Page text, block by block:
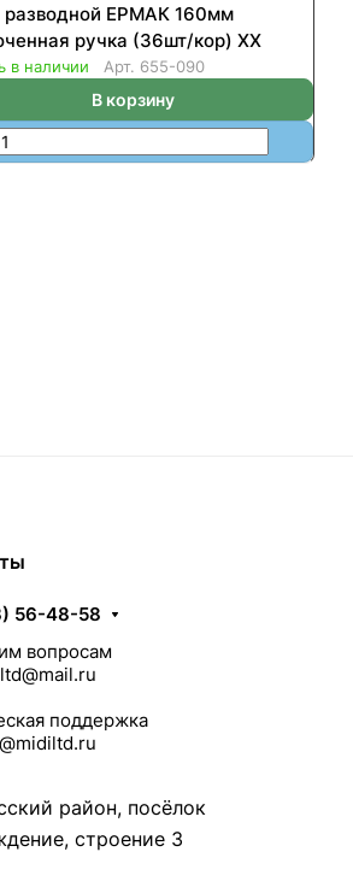
ЕРМАК 160мм
укороченная ручка (36шт/кор) ХХ
в наличии Арт. 655-090
В корзину
56-48-58
вопросам
поддержка
район, посёлок
строение 3